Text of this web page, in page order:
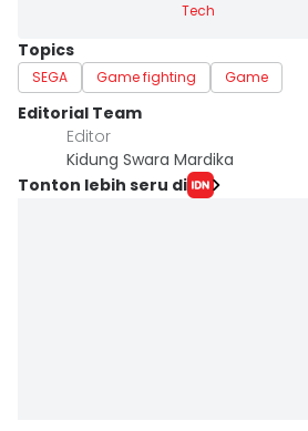
Tech
Topics
SEGA Game fighting Game
Editorial Team
Editor
Kidung Swara Mardika
Tonton lebih seru di